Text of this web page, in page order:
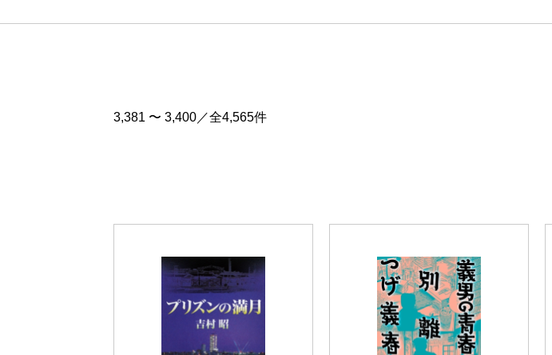
3,381 〜 3,400／全4,565件